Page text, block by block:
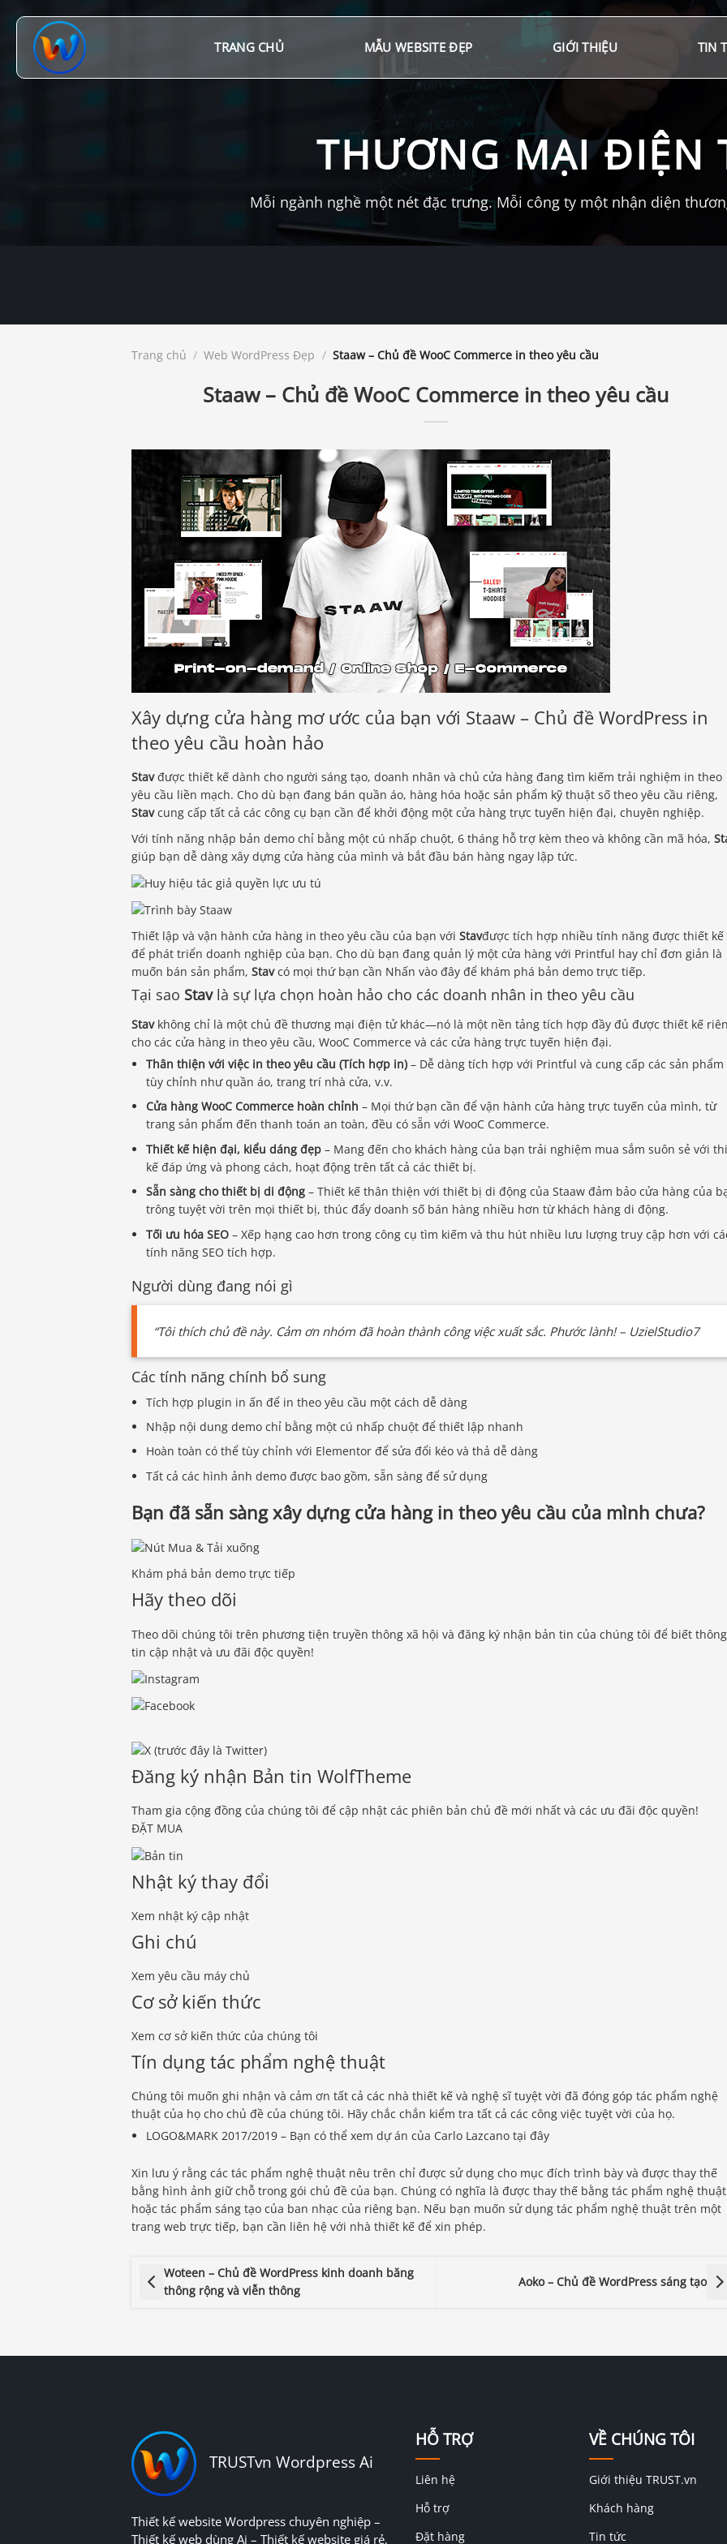
đến
TRANG CHỦ MẪU WEBSITE ĐẸP GIỚI THIỆU TIN
THƯƠNG MẠI ĐIỆN
Mỗi ngành nghề một nét đặc trưng. Mỗi công ty một nhận diện
Trang chủ / Web WordPress Đẹp / Staaw – Chủ đề WooC Commerce in theo yêu cầu
Staaw – Chủ đề WooC Commerce in theo yêu cầu
Xây dựng cửa hàng mơ ước của bạn với Staaw – Chủ đề WordPress in
theo yêu cầu hoàn hảo
Stavđược thiết kế dành cho người sáng tạo, doanh nhân và chủ cửa hàng đang tìm kiếm trải nghiệm in theo
yêu cầu liền mạch. Cho dù bạn đang bán quần áo, hàng hóa hoặc sản phẩm kỹ thuật số theo yêu cầu riêng,
Stavcung cấp tất cả các công cụ bạn cần để khởi động một cửa hàng trực tuyến hiện đại, chuyên nghiệp.
Với tính năng nhập bản demo chỉ bằng một cú nhấp chuột, 6 tháng hỗ trợ kèm theo và không cần mã hóa,
giúp bạn dễ dàng xây dựng cửa hàng của mình và bắt đầu bán hàng ngay lập tức.
Thiết lập và vận hành cửa hàng in theo yêu cầu của bạn với Stavđược tích hợp nhiều tính năng được thiết kế
để phát triển doanh nghiệp của bạn. Cho dù bạn đang quản lý một cửa hàng với Printful hay chỉ đơn giản là
muốn bán sản phẩm, Stavcó mọi thứ bạn cần Nhấn vào đây để khám phá bản demo trực tiếp.
Tại sao Stavlà sự lựa chọn hoàn hảo cho các doanh nhân in theo yêu cầu
Stavkhông chỉ là một chủ đề thương mại điện tử khác—nó là một nền tảng tích hợp đầy đủ được thiết kế
cho các cửa hàng in theo yêu cầu, WooC Commerce và các cửa hàng trực tuyến hiện đại.
Thân thiện với việc in theo yêu cầu (Tích hợp in) – Dễ dàng tích hợp với Printful và cung cấp các sản phẩm
tùy chỉnh như quần áo, trang trí nhà cửa, v.v.
Cửa hàng WooC Commerce hoàn chỉnh – Mọi thứ bạn cần để vận hành cửa hàng trực tuyến của mình, từ
trang sản phẩm đến thanh toán an toàn, đều có sẵn với WooC Commerce.
Thiết kế hiện đại, kiểu dáng đẹp – Mang đến cho khách hàng của bạn trải nghiệm mua sắm suôn sẻ với
kế đáp ứng và phong cách, hoạt động trên tất cả các thiết bị.
Sẵn sàng cho thiết bị di động – Thiết kế thân thiện với thiết bị di động của Staaw đảm bảo cửa hàng của
trông tuyệt vời trên mọi thiết bị, thúc đẩy doanh số bán hàng nhiều hơn từ khách hàng di động.
Tối ưu hóa SEO – Xếp hạng cao hơn trong công cụ tìm kiếm và thu hút nhiều lưu lượng truy cập hơn với
tính năng SEO tích hợp.
Người dùng đang nói gì
“Tôi thích chủ đề này. Cảm ơn nhóm đã hoàn thành công việc xuất sắc. Phước lành! – UzielStudio7
Các tính năng chính bổ sung
Tích hợp plugin in ấn để in theo yêu cầu một cách dễ dàng
Nhập nội dung demo chỉ bằng một cú nhấp chuột để thiết lập nhanh
Hoàn toàn có thể tùy chỉnh với Elementor để sửa đổi kéo và thả dễ dàng
Tất cả các hình ảnh demo được bao gồm, sẵn sàng để sử dụng
Bạn đã sẵn sàng xây dựng cửa hàng in theo yêu cầu của mình chưa?
Khám phá bản demo trực tiếp
Hãy theo dõi
Theo dõi chúng tôi trên phương tiện truyền thông xã hội và đăng ký nhận bản tin của chúng tôi để biết thông
tin cập nhật và ưu đãi độc quyền!
Đăng ký nhận Bản tin WolfTheme
Tham gia cộng đồng của chúng tôi để cập nhật các phiên bản chủ đề mới nhất và các ưu đãi độc quyền!
ĐẶT MUA
Nhật ký thay đổi
Xem nhật ký cập nhật
Ghi chú
Xem yêu cầu máy chủ
Cơ sở kiến ​​thức
Xem cơ sở kiến ​​thức của chúng tôi
Tín dụng tác phẩm nghệ thuật
Chúng tôi muốn ghi nhận và cảm ơn tất cả các nhà thiết kế và nghệ sĩ tuyệt vời đã đóng góp tác phẩm nghệ
thuật của họ cho chủ đề của chúng tôi. Hãy chắc chắn kiểm tra tất cả các công việc tuyệt vời của họ.
LOGO&MARK 2017/2019 – Bạn có thể xem dự án của Carlo Lazcano tại đây
Xin lưu ý rằng các tác phẩm nghệ thuật nêu trên chỉ được sử dụng cho mục đích trình bày và được thay thế
bằng hình ảnh giữ chỗ trong gói chủ đề của bạn. Chúng có nghĩa là được thay thế bằng tác phẩm nghệ thuật
hoặc tác phẩm sáng tạo của ban nhạc của riêng bạn. Nếu bạn muốn sử dụng tác phẩm nghệ thuật trên một
trang web trực tiếp, bạn cần liên hệ với nhà thiết kế để xin phép.
Woteen – Chủ đề WordPress kinh doanh băng
thông rộng và viễn thông
Aoko – Chủ đề WordPress sáng tạo
TRUSTvn Wordpress Ai
Thiết kế website Wordpress chuyên nghiệp –
Thiết kế web dùng Ai – Thiết kế website giá rẻ,
HỖ TRỢ
Liên hệ
Hỗ trợ
Đặt hàng
VỀ CHÚNG TÔI
Giới thiệu TRUST.vn
Khách hàng
Tin tức